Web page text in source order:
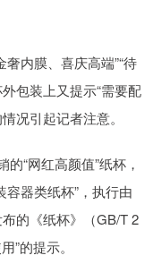
内膜、喜庆高端”“待
包装上又提示“需要配
况引起记者注意。
“网红高颜值”纸杯，
器类纸杯”，执行由
的《纸杯》（GB/T 2
”的提示。